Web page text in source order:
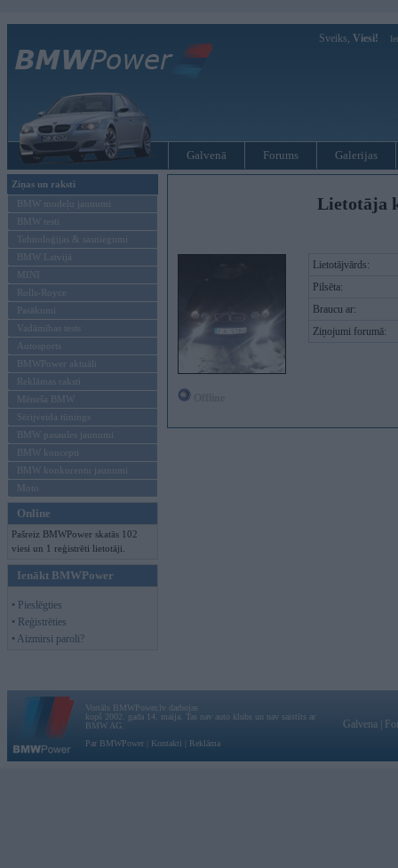
Sveiks, Viesi!
Galvenā Forums Galerijas
Ziņas un raksti
BMW modeļu jaunumi
BMW testi
Tehnoloģijas & sasniegumi
BMW Latvijā
MINI
Rolls-Royce
Pasākumi
Vadāmības tests
Autosports
BMWPower aktuāli
Reklāmas raksti
Mēneša BMW
Sērijveida tūnings
BMW pasaules jaunumi
BMW koncepti
BMW konkurentu jaunumi
Moto
Online
Pašreiz BMWPower skatās 102
viesi un 1 reģistrēti lietotāji.
Ienākt BMWPower
• Pieslēgties
• Reģistrēties
• Aizmirsi paroli?
Lietotāja
Lietotājvārds:
Pilsēta:
Braucu ar:
Ziņojumi forumā:
Vortāls BMWPower.lv darbojas
kopš 2002. gada 14. maija. Tas nav auto klubs un nav saistīts ar
BMW AG.
Par BMWPower
Kontakti Reklāma
Galvena